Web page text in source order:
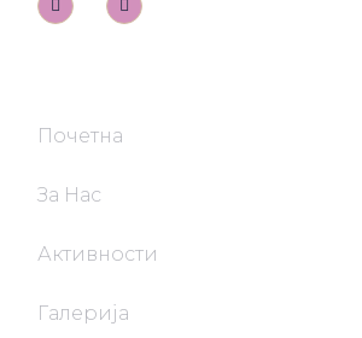
Почетна
За Нас
Активности
Галерија